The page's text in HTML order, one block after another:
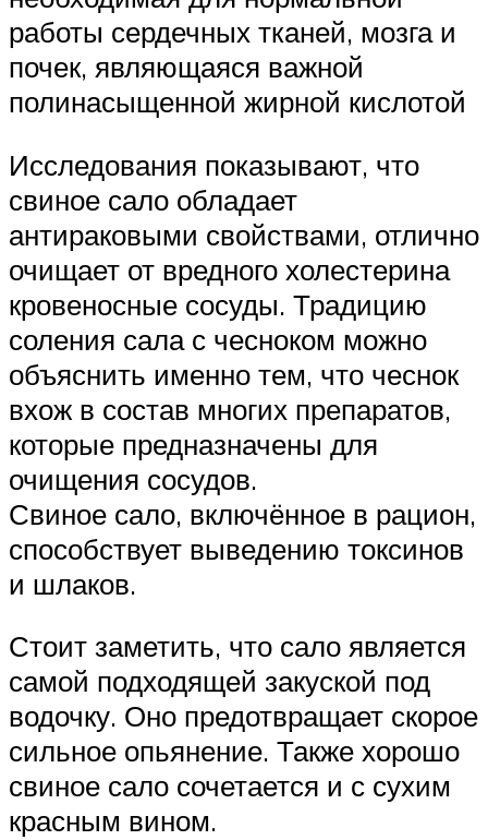
работы сердечных тканей, мозга и
почек, являющаяся важной
полинасыщенной жирной кислотой
Исследования показывают, что
свиное сало обладает
антираковыми свойствами, отлично
очищает от вредного холестерина
кровеносные сосуды. Традицию
соления сала с чесноком можно
объяснить именно тем, что чеснок
вхож в состав многих препаратов,
которые предназначены для
очищения сосудов.
Свиное сало, включённое в рацион,
способствует выведению токсинов
и шлаков.
Стоит заметить, что сало является
самой подходящей закуской под
водочку. Оно предотвращает скорое
сильное опьянение. Также хорошо
свиное сало сочетается и с сухим
красным вином.